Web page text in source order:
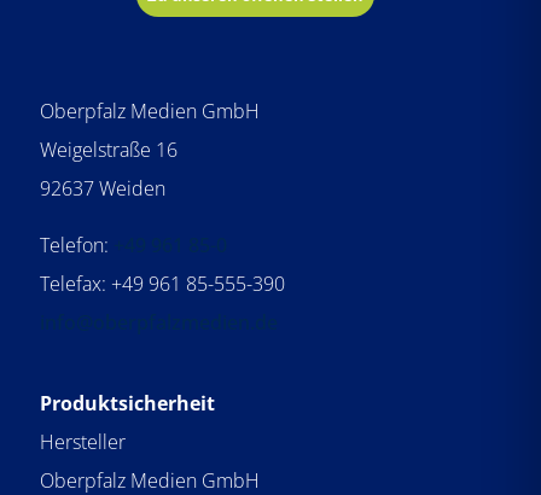
Oberpfalz Medien GmbH
Weigelstraße 16
92637 Weiden
Telefon:
+49 961 85-0
Telefax: +49 961 85-555-390
info@oberpfalzmedien.de
Produktsicherheit
Hersteller
Oberpfalz Medien GmbH